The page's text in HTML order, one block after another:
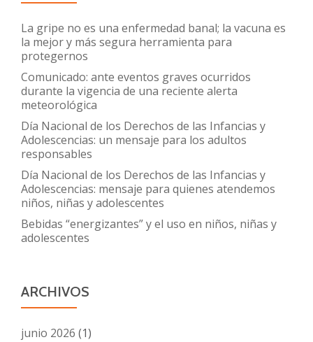
La gripe no es una enfermedad banal; la vacuna es
la mejor y más segura herramienta para
protegernos
Comunicado: ante eventos graves ocurridos
durante la vigencia de una reciente alerta
meteorológica
Día Nacional de los Derechos de las Infancias y
Adolescencias: un mensaje para los adultos
responsables
Día Nacional de los Derechos de las Infancias y
Adolescencias: mensaje para quienes atendemos
niños, niñas y adolescentes
Bebidas “energizantes” y el uso en niños, niñas y
adolescentes
ARCHIVOS
junio 2026 (1)